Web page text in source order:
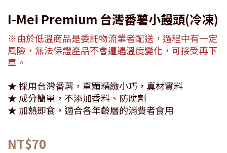
I-Mei Premium 台灣番薯小饅頭(冷凍)
※由於低溫商品是委託物流業者配送，過程中有一定
風險，無法保證產品不會遭遇溫度變化，可接受再下
單。
★ 採用台灣番薯，單顆精緻小巧，真材實料
★ 成分簡單，不添加香料、防腐劑
★ 加熱即食，適合各年齡層的消費者食用
NT$70